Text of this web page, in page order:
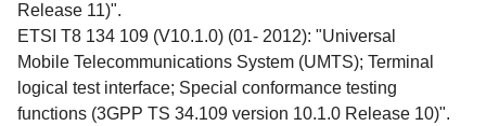
Release 11)".
ETSI T8 134 109 (V10.1.0) (01- 2012): "Universal
Mobile Telecommunications System (UMTS); Terminal
logical test interface; Special conformance testing
functions (3GPP TS 34.109 version 10.1.0 Release 10)".